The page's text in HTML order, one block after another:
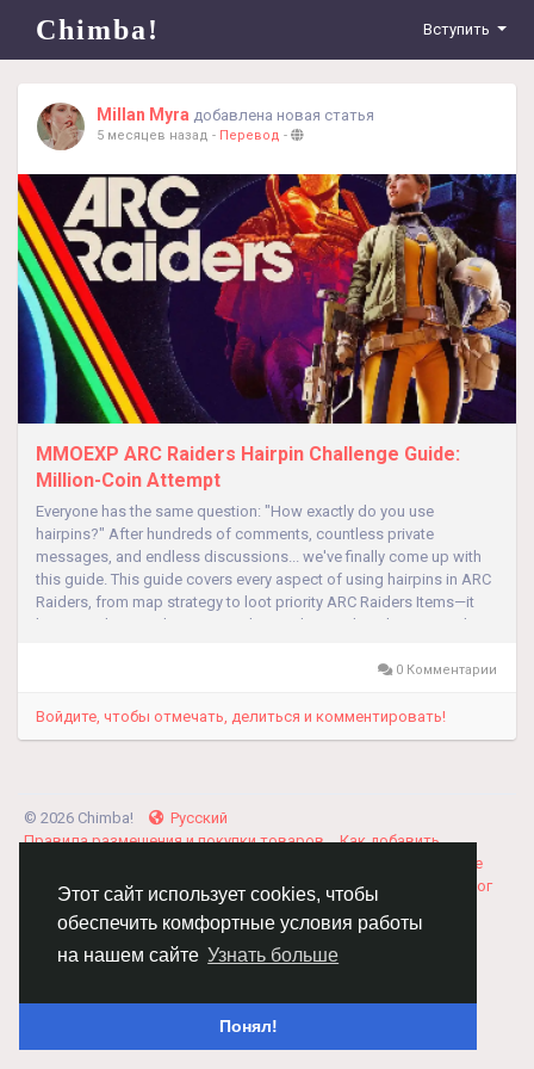
Этот сайт использует cookies, чтобы
обеспечить комфортные условия работы
на нашем сайте Узнать больше
Понял!
Chimba! Вступить
Millan Myra добавлена новая статья
5 месяцев назад - Перевод -
MMOEXP ARC Raiders Hairpin Challenge Guide:
Million-Coin Attempt
Everyone has the same question: "How exactly do you use
hairpins?" After hundreds of comments, countless private
messages, and endless discussions... we've finally come up with
this guide. This guide covers every aspect of using hairpins in ARC
Raiders, from map strategy to loot priority ARC Raiders Items—it
has everything. Let's get started! 1. Understanding the HairpinThe
0 Комментарии
Войдите, чтобы отмечать, делиться и комментировать!
© 2026 Chimba!
Русский
Правила размещения и покупки товаров
Как добавить
Соглашение
Политика Конфиденциальности
Свяжитесь с нами Каталог